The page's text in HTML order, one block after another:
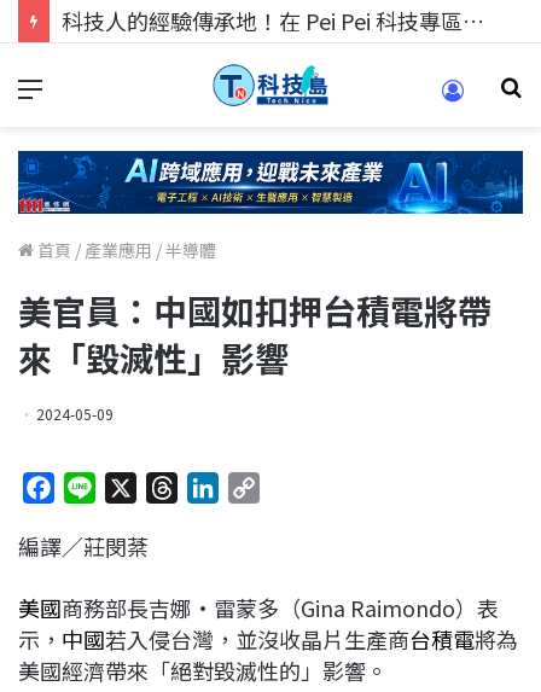
科技人的經驗傳承地！在 Pei Pei 科技專區，與學弟妹交流最硬核的技術
首頁 / 產業應用 /半導體
美官員：中國如扣押台積電將帶
來「毀滅性」影響
2024-05-09
c
b
o
o
n
a
d
s
e
d
I
L
i
n
編譯／莊閔棻
美國商務部長吉娜·雷蒙多（Gina Raimondo）表
示， 中國若入侵台灣，並沒收晶片生產商台積電將為
美國經濟帶來「絕對毀滅性的」影響。